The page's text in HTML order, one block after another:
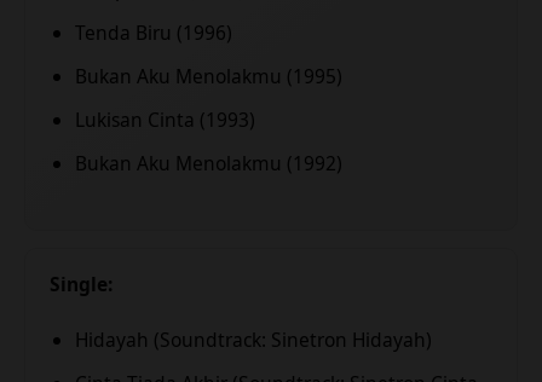
Tenda Biru (1996)
Bukan Aku Menolakmu (1995)
Lukisan Cinta (1993)
Bukan Aku Menolakmu (1992)
Single:
Hidayah (Soundtrack: Sinetron Hidayah)